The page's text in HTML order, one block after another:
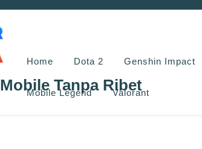
Tanpa Ribet
Home Dota 2 Genshin Impact
Mobile Legend Valorant